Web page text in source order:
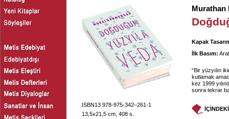
ISBN13 978-975-342–261-1
13,5x21,5 cm, 408 s.
Murathan
Kapak
İlk Basım:
“Bir yüzyılın
kutlamak
kez 1999
sonra tekrar